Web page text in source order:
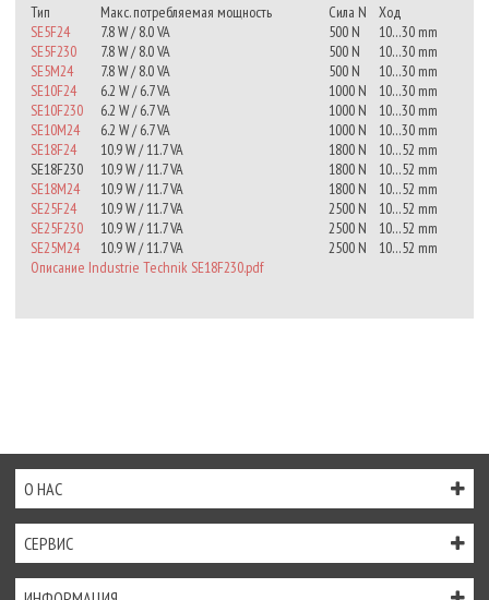
Тип Макс. потребляемая мощность Сила N
Ход
SE5F24
7.8 W / 8.0 VA 500 N
10…30 mm
SE5F230
7.8 W / 8.0 VA 500 N
10…30 mm
SE5M24
7.8 W / 8.0 VA 500 N
10…30 mm
SE10F24
6.2 W / 6.7 VA 1000 N
10…30 mm
SE10F230
6.2 W / 6.7 VA 1000 N
10…30 mm
SE10M24
6.2 W / 6.7 VA 1000 N
10…30 mm
SE18F24
10.9 W / 11.7 VA 1800 N
10…52 mm
SE18F230
10.9 W / 11.7 VA 1800 N
10…52 mm
SE18M24
10.9 W / 11.7 VA 1800 N
10…52 mm
SE25F24
10.9 W / 11.7 VA 2500 N
10…52 mm
SE25F230
10.9 W / 11.7 VA 2500 N
10…52 mm
SE25M24
10.9 W / 11.7 VA 2500 N
10…52 mm
Описание Industrie Technik SE18F230.pdf
О НАС
СЕРВИС